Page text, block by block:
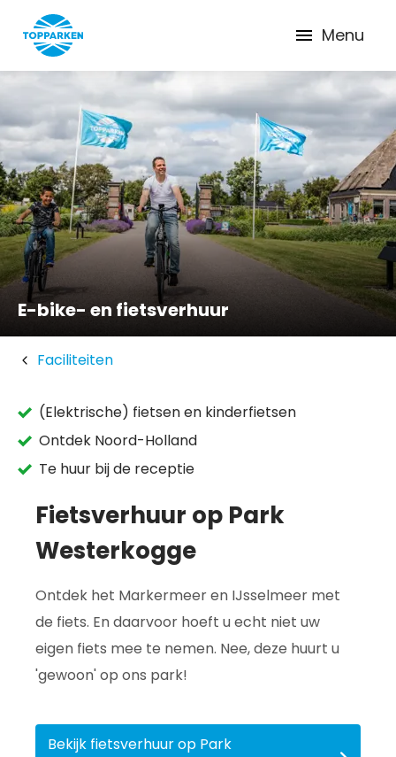
Menu
E-bike- en fietsverhuur
Faciliteiten
(Elektrische) fietsen en kinderfietsen
Ontdek Noord-Holland
Te huur bij de receptie
Fietsverhuur op Park
Westerkogge
Ontdek het Markermeer en IJsselmeer met
de fiets. En daarvoor hoeft u echt niet uw
eigen fiets mee te nemen. Nee, deze huurt u
'gewoon' op ons park!
Bekijk fietsverhuur op Park